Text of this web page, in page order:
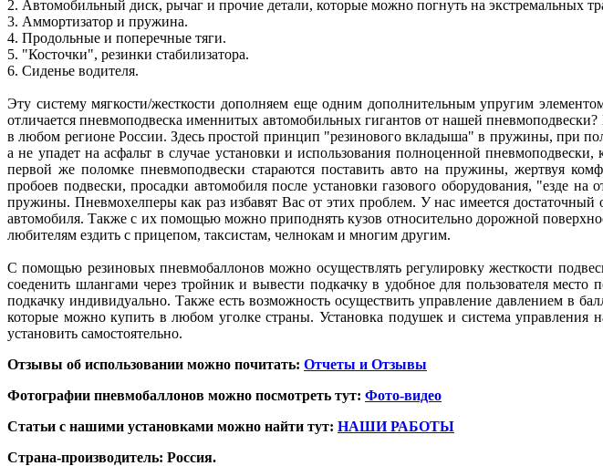
2. Автомобильный диск, рычаг и прочие детали, которые можно погнуть на экстремальных
3. Аммортизатор и пружина.
4. Продольные и поперечные тяги.
5. "Косточки", резинки стабилизатора.
6. Сиденье водителя.
Эту систему мягкости/жесткости дополняем еще одним дополнительным упругим
отличается пневмоподвеска именнитых автомобильных гигантов от нашей
в любом регионе России. Здесь простой принцип "резинового вкладыша" в пружины, при
а не упадет на асфальт в случае установки и использования полноценной
первой же поломке пневмоподвески стараются поставить авто на пружины, жертвуя
пробоев подвески, просадки автомобиля после установки газового оборудования, "езде
пружины. Пневмохелперы как раз избавят Вас от этих проблем. У нас имеется
автомобиля. Также с их помощью можно приподнять кузов относительно дорожной
любителям ездить с прицепом, таксистам, челнокам и многим другим.
С помощью резиновых пневмобаллонов можно осуществлять регулировку жесткости
соеденить шлангами через тройник и вывести подкачку в удобное для пользователя
подкачку индивидуально. Также есть возможность осуществить управление давлением в
которые можно купить в любом уголке страны. Установка подушек и система управления
установить самостоятельно.
Отзывы об использовании можно почитать: Отчеты и Отзывы
Фотографии пневмобаллонов можно посмотреть тут: Фото-видео
Статьи с нашими установками можно найти тут: НАШИ РАБОТЫ
Страна-производитель: Россия.